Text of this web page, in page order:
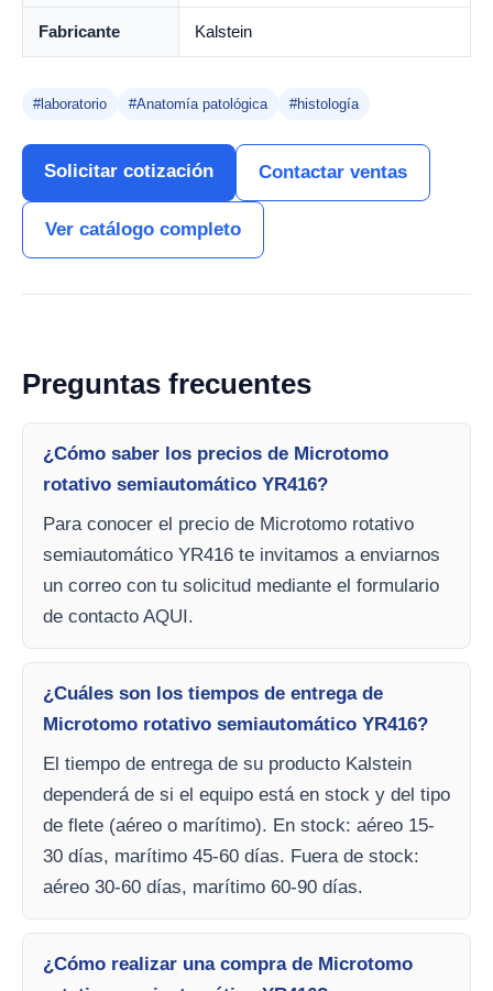
Fabricante Kalstein
#laboratorio #Anatomía patológica #histología
Solicitar cotización Contactar ventas
Ver catálogo completo
Preguntas frecuentes
¿Cómo saber los precios de Microtomo
rotativo semiautomático YR416?
Para conocer el precio de Microtomo rotativo
semiautomático YR416 te invitamos a enviarnos
un correo con tu solicitud mediante el formulario
de contacto AQUI.
¿Cuáles son los tiempos de entrega de
Microtomo rotativo semiautomático YR416?
El tiempo de entrega de su producto Kalstein
dependerá de si el equipo está en stock y del tipo
de flete (aéreo o marítimo). En stock: aéreo 15-
30 días, marítimo 45-60 días. Fuera de stock:
aéreo 30-60 días, marítimo 60-90 días.
¿Cómo realizar una compra de Microtomo